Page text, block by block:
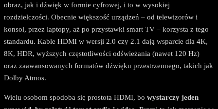
obraz, jak i dźwięk w formie cyfrowej, i to w wysokiej
rozdzielczości. Obecnie większość urządzeń – od telewizorów i
konsol, przez laptopy, aż po przystawki smart TV – korzysta z tego
standardu. Kable HDMI w wersji 2.0 czy 2.1 dają wsparcie dla 4K,
8K, HDR, wyższych częstotliwości odświeżania (nawet 120 Hz)
oraz zaawansowanych formatów dźwięku przestrzennego, takich jak
Dolby Atmos.
Wielu osobom spodoba się prostota HDMI, bo wystarczy jeden